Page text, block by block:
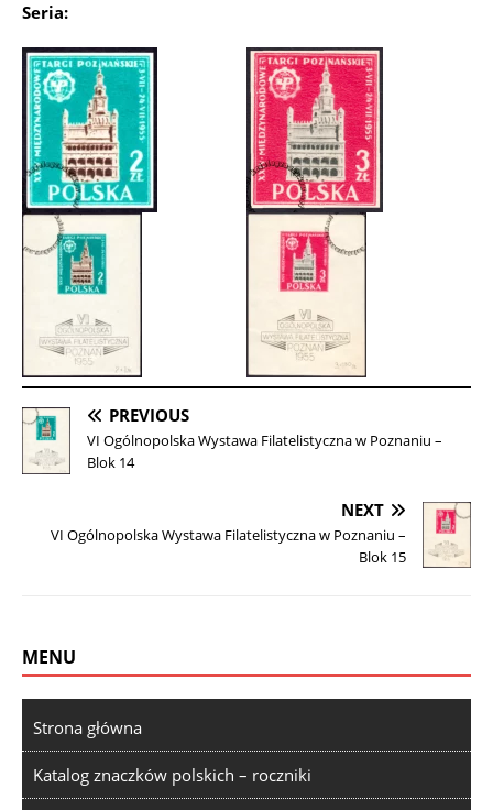
Seria:
PREVIOUS
VI Ogólnopolska Wystawa Filatelistyczna w Poznaniu –
Blok 14
NEXT
VI Ogólnopolska Wystawa Filatelistyczna w Poznaniu –
Blok 15
MENU
Strona główna
Katalog znaczków polskich – roczniki